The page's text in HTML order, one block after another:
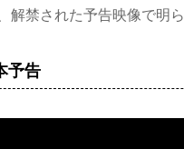
禁された予告映像で明
予告